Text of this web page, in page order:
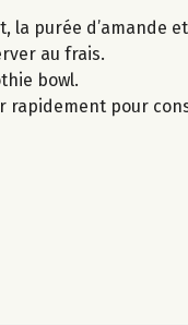
purée d’amande
au frais.
bowl.
rapidement pour